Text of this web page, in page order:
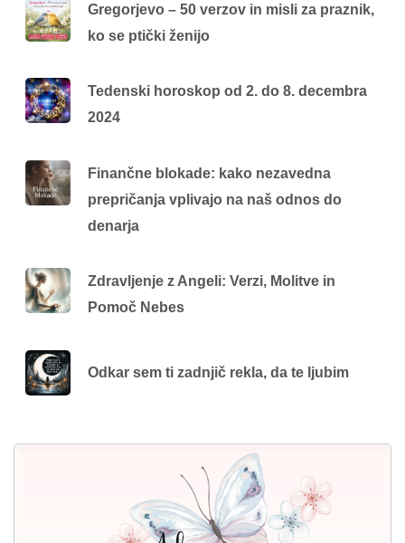
Gregorjevo – 50 verzov in misli za praznik,
ko se ptički ženijo
Tedenski horoskop od 2. do 8. decembra
2024
Finančne blokade: kako nezavedna
prepričanja vplivajo na naš odnos do
denarja
Zdravljenje z Angeli: Verzi, Molitve in
Pomoč Nebes
Odkar sem ti zadnjič rekla, da te ljubim